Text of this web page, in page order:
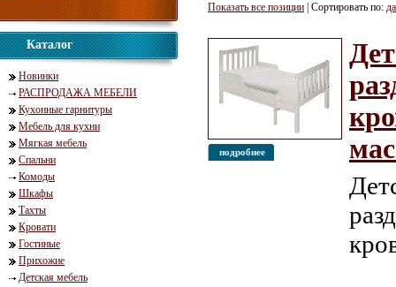
Каталог
Новинки
РАСПРОДАЖА МЕБЕЛИ
Кухонные гарнитуры
Мебель для кухни
Мягкая мебель
Спальни
Комоды
Шкафы
Тахты
Кровати
Гостиные
Прихожие
Детская мебель
Показать все позиции | Сортировать по:
подробнее